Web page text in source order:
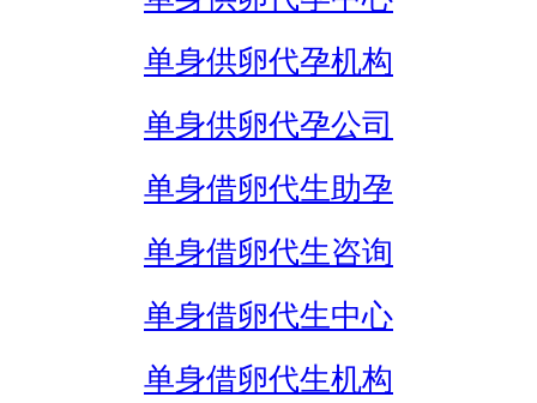
单身供卵代孕机构
单身供卵代孕公司
单身借卵代生助孕
单身借卵代生咨询
单身借卵代生中心
单身借卵代生机构